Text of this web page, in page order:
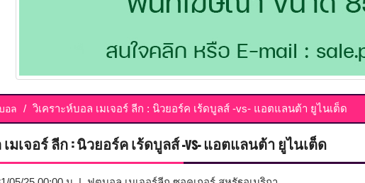
อล วิเคราะห์บอล เมเจอร์ ลีก : นิวยอร์ค เร้ดบูลส์ -vs- แอตแลนต้า ยูไนเต็ด
มเจอร์ ลีก : นิวยอร์ค เร้ดบูลส์ -vs- แอตแลนต้า ยูไนเต็ด